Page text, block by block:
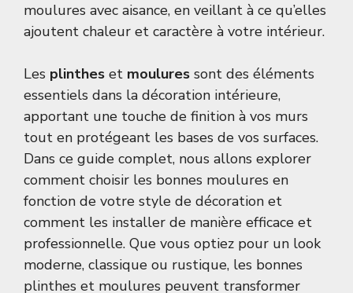
moulures avec aisance, en veillant à ce qu’elles
ajoutent chaleur et caractère à votre intérieur.
Les plinthes et moulures sont des éléments
essentiels dans la décoration intérieure,
apportant une touche de finition à vos murs
tout en protégeant les bases de vos surfaces.
Dans ce guide complet, nous allons explorer
comment choisir les bonnes moulures en
fonction de votre style de décoration et
comment les installer de manière efficace et
professionnelle. Que vous optiez pour un look
moderne, classique ou rustique, les bonnes
plinthes et moulures peuvent transformer